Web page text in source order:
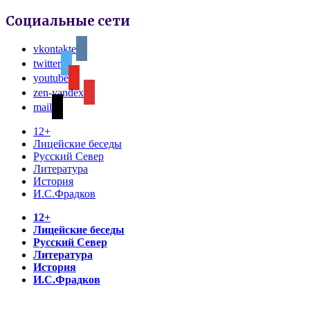
Социальные сети
vkontakte
twitter
youtube
zen-yandex
mail
12+
Лицейские беседы
Русский Север
Литература
История
И.С.Фрадков
12+
Лицейские беседы
Русский Север
Литература
История
И.С.Фрадков